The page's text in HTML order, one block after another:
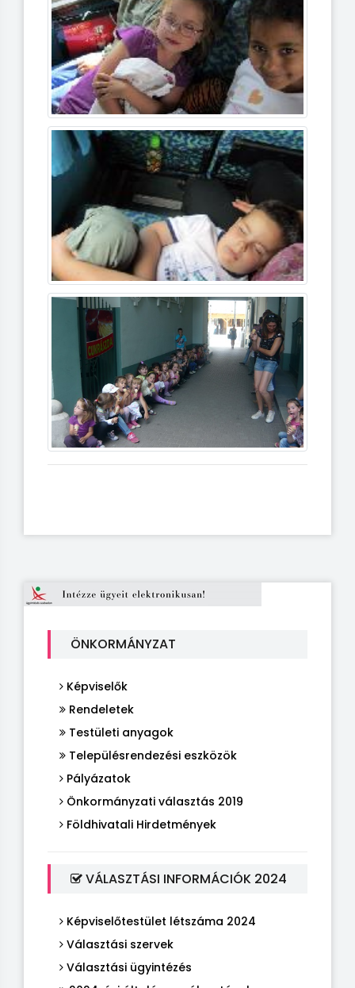
ÖNKORMÁNYZAT
Képviselők
Rendeletek
Testületi anyagok
Településrendezési eszközök
Pályázatok
Önkormányzati választás 2019
Földhivatali Hirdetmények
VÁLASZTÁSI INFORMÁCIÓK 2024
Képviselőtestület létszáma 2024
Választási szervek
Választási ügyintézés